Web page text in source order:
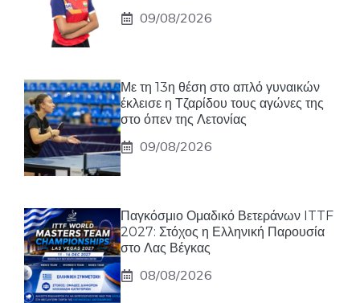
09/08/2026
Με τη 13η θέση στο απλό γυναικών
έκλεισε η Τζαρίδου τους αγώνες της
στο όπεν της Λετονίας
09/08/2026
Παγκόσμιο Ομαδικό Βετεράνων ITTF
2027: Στόχος η Ελληνική Παρουσία
στο Λας Βέγκας
08/08/2026